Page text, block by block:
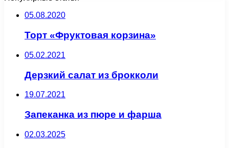
05.08.2020
Торт «Фруктовая корзина»
05.02.2021
Дерзкий салат из брокколи
19.07.2021
Запеканка из пюре и фарша
02.03.2025